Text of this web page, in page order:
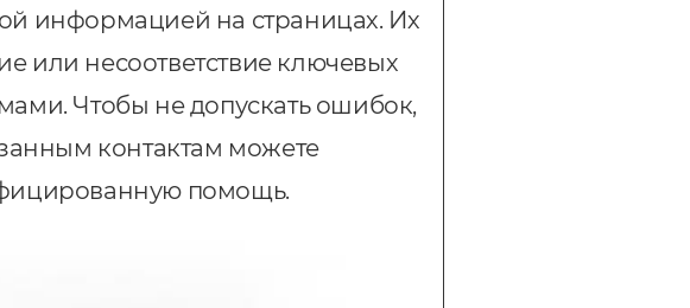
информацией на страницах. Их
или несоответствие ключевых
Чтобы не допускать ошибок,
контактам можете
помощь.